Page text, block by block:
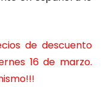
de descuento
16 de marzo.